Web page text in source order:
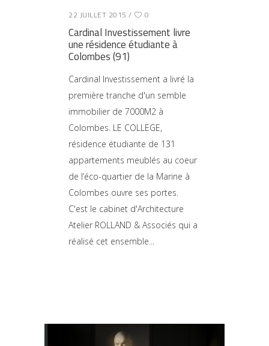
22 JUILLET 2015 0
Cardinal Investissement livre
une résidence étudiante à
Colombes (91)
Cardinal Investissement a livré la
première tranche d'un semble
immobilier de 7000M2 à
Colombes. LE COLLEGE,
résidence étudiante de 131
appartements meublés au coeur
de l’éco-quartier de la Marine à
Colombes ouvre ses portes.
C'est le cabinet d'Architecture
Atelier ROLLAND & Associés qui a
réalisé cet ensemble